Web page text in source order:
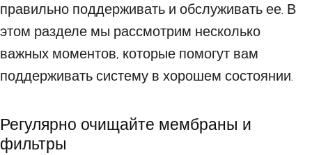
правильно поддерживать и обслуживать ее. В
этом разделе мы рассмотрим несколько
важных моментов, которые помогут вам
поддерживать систему в хорошем состоянии.
Регулярно очищайте мембраны и
фильтры